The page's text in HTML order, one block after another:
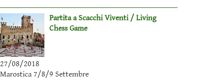
Partita a Scacchi Viventi / Living
Chess Game
27/08/2018
Marostica 7/8/9 Settembre